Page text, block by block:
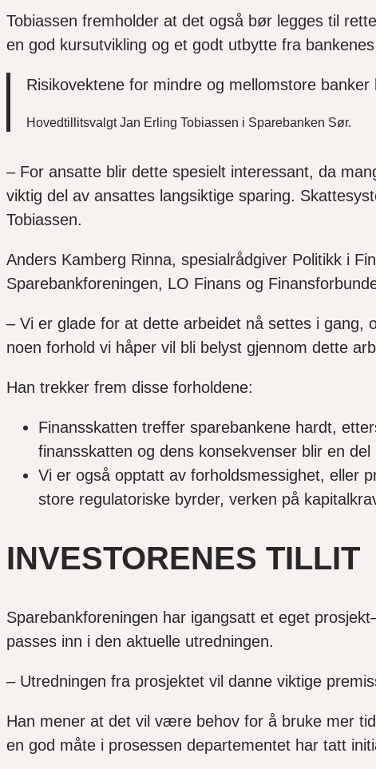
Tobiassen fremholder at det også bør legges til
en god kursutvikling og et godt utbytte fra
Risikovektene for mindre og mellomstore
Hovedtillitsvalgt Jan Erling Tobiassen i Sparebanken Sør.
– For ansatte blir dette spesielt interessant, da
viktig del av ansattes langsiktige sparing.
Tobiassen.
Anders Kamberg Rinna, spesialrådgiver Politikk i
Sparebankforeningen, LO Finans og
– Vi er glade for at dette arbeidet nå settes i
noen forhold vi håper vil bli belyst gjennom dette
Han trekker frem disse forholdene:
Finansskatten treffer sparebankene hardt,
finansskatten og dens konsekvenser blir en del
Vi er også opptatt av forholdsmessighet, eller
store regulatoriske byrder, verken på
INVESTORENES TILLIT
Sparebankforeningen har igangsatt et eget
passes inn i den aktuelle utredningen.
– Utredningen fra prosjektet vil danne viktige
Han mener at det vil være behov for å bruke mer
en god måte i prosessen departementet har tatt